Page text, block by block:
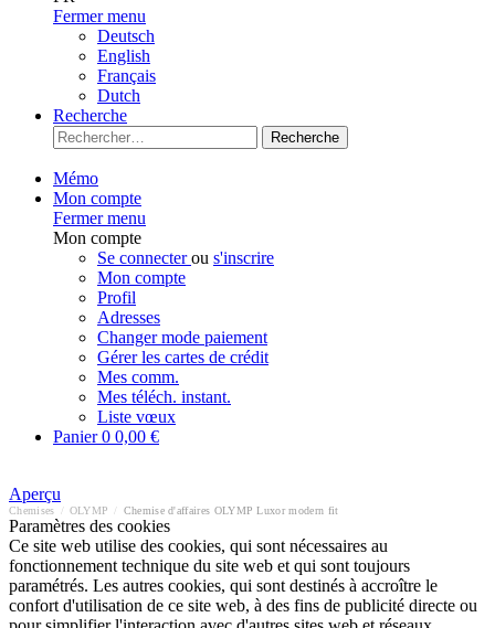
Fermer menu
Deutsch
English
Français
Dutch
Recherche
Recherche
Mémo
Mon compte
Fermer menu
Mon compte
Se connecterou s'inscrire
Mon compte
Profil
Adresses
Changer mode paiement
Gérer les cartes de crédit
Mes comm.
Mes téléch. instant.
Liste vœux
Panier0 0,00 €
Aperçu
Chemises OLYMP Chemise d'affaires OLYMP Luxor modern fit
Paramètres des cookies
Ce site web utilise des cookies, qui sont nécessaires au
fonctionnement technique du site web et qui sont toujours
paramétrés. Les autres cookies, qui sont destinés à accroître le
confort d'utilisation de ce site web, à des fins de publicité directe ou